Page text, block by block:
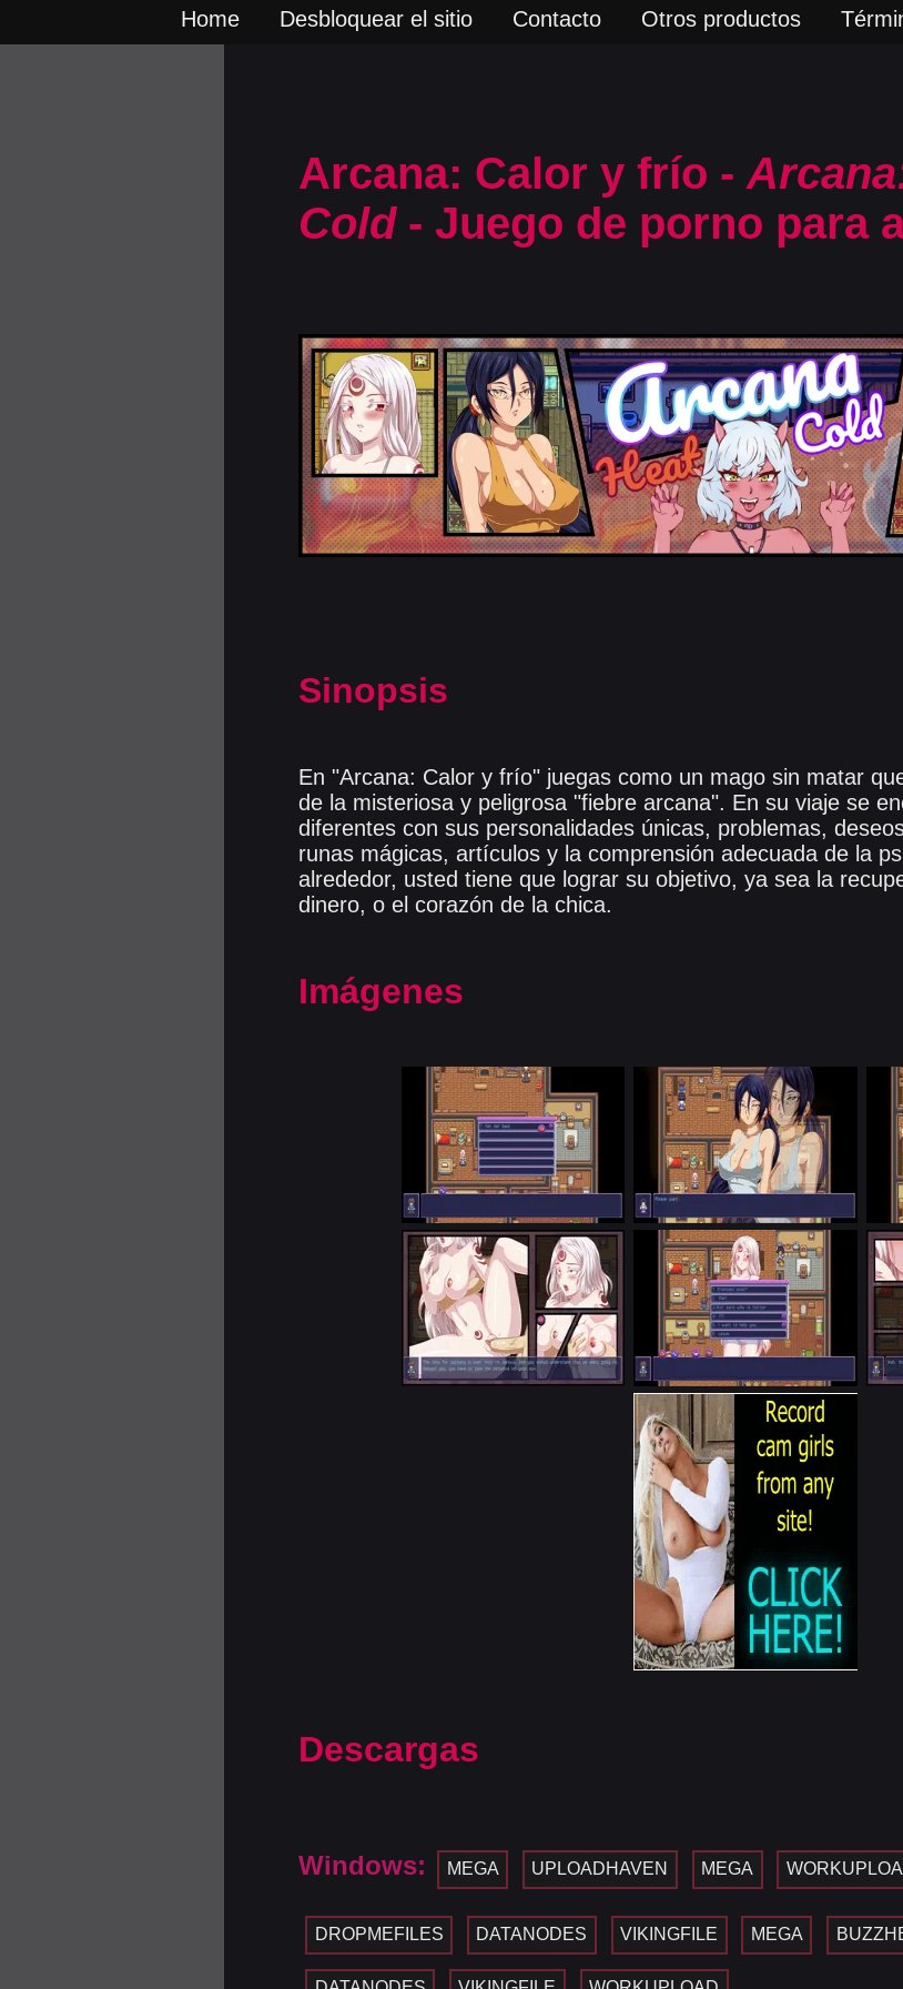
Home Desbloquear el sitio Contacto Otros productos
Arcana: Calor y frío -
Cold- Juego de porno para
Sinopsis
En "Arcana: Calor y frío" juegas como un mago sin matar
de la misteriosa y peligrosa "fiebre arcana". En su viaje se
diferentes con sus personalidades únicas, problemas,
runas mágicas, artículos y la comprensión adecuada de la
alrededor, usted tiene que lograr su objetivo, ya sea la
dinero, o el corazón de la chica.
Imágenes
Descargas
Windows: MEGA UPLOADHAVEN MEGA
DROPMEFILES DATANODES VIKINGFILE MEGA